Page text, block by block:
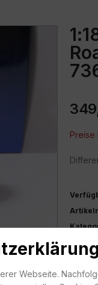
Preise
Webseite.